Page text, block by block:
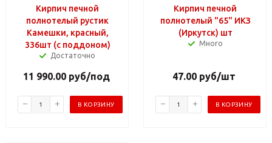
Кирпич печной
полнотелый рустик
Камешки, красный,
336шт (с поддоном)
Достаточно
11 990.00руб/под
В КОРЗИНУ
Кирпич печной
полнотелый "65" ИКЗ
(Иркутск) шт
Много
47.00 руб/шт
В КОРЗИНУ